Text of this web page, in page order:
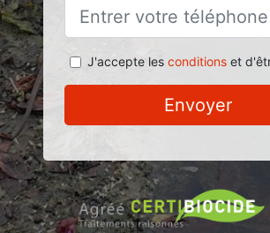
J'accepte les conditionset
Envoyer